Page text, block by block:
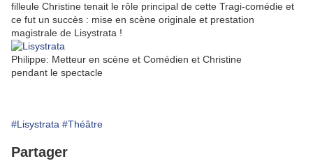
filleule Christine tenait le rôle principal de cette Tragi-comédie et
ce fut un succès : mise en scène originale et prestation
magistrale de Lisystrata !
Philippe: Metteur en scène et Comédien et Christine
pendant le spectacle
#Lisystrata #Théâtre
Partager